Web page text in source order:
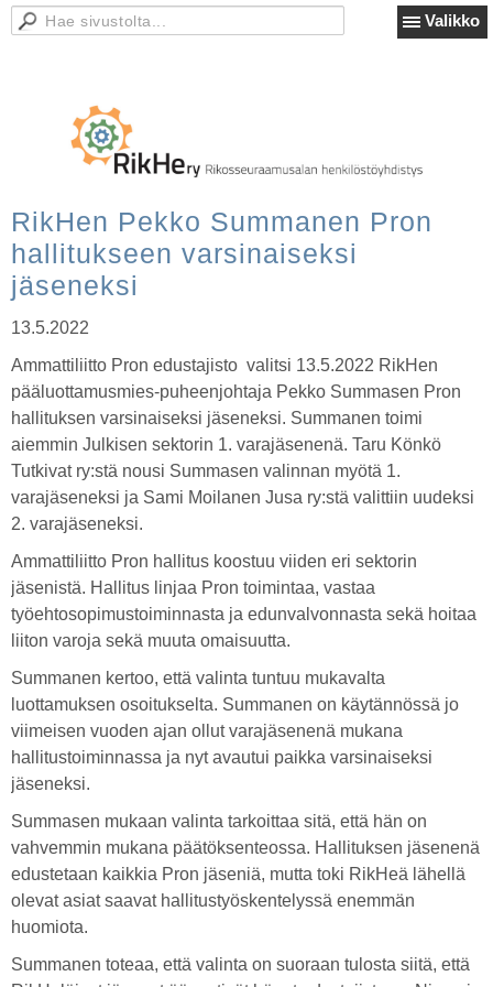
Valikko
RikHen Pekko Summanen Pron
hallitukseen varsinaiseksi
jäseneksi
13.5.2022
Ammattiliitto Pron edustajisto valitsi 13.5.2022 RikHen
pääluottamusmies-puheenjohtaja Pekko Summasen Pron
hallituksen varsinaiseksi jäseneksi. Summanen toimi
aiemmin Julkisen sektorin 1. varajäsenenä. Taru Könkö
Tutkivat ry:stä nousi Summasen valinnan myötä 1.
varajäseneksi ja Sami Moilanen Jusa ry:stä valittiin uudeksi
2. varajäseneksi.
Ammattiliitto Pron hallitus koostuu viiden eri sektorin
jäsenistä. Hallitus linjaa Pron toimintaa, vastaa
työehtosopimustoiminnasta ja edunvalvonnasta sekä hoitaa
liiton varoja sekä muuta omaisuutta.
Summanen kertoo, että valinta tuntuu mukavalta
luottamuksen osoitukselta. Summanen on käytännössä jo
viimeisen vuoden ajan ollut varajäsenenä mukana
hallitustoiminnassa ja nyt avautui paikka varsinaiseksi
jäseneksi.
Summasen mukaan valinta tarkoittaa sitä, että hän on
vahvemmin mukana päätöksenteossa. Hallituksen jäsenenä
edustetaan kaikkia Pron jäseniä, mutta toki RikHeä lähellä
olevat asiat saavat hallitustyöskentelyssä enemmän
huomiota.
Summanen toteaa, että valinta on suoraan tulosta siitä, että